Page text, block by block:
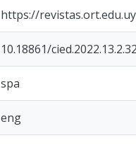
https://
10.18861/
spa
eng